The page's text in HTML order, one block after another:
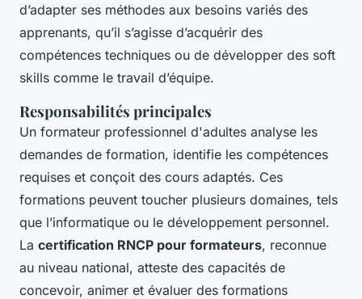
d’adapter ses méthodes aux besoins variés des
apprenants, qu’il s’agisse d’acquérir des
compétences techniques ou de développer des soft
skills comme le travail d’équipe.
Responsabilités principales
Un formateur professionnel d'adultes analyse les
demandes de formation, identifie les compétences
requises et conçoit des cours adaptés. Ces
formations peuvent toucher plusieurs domaines, tels
que l’informatique ou le développement personnel.
La certification RNCP pour formateurs, reconnue
au niveau national, atteste des capacités de
concevoir, animer et évaluer des formations